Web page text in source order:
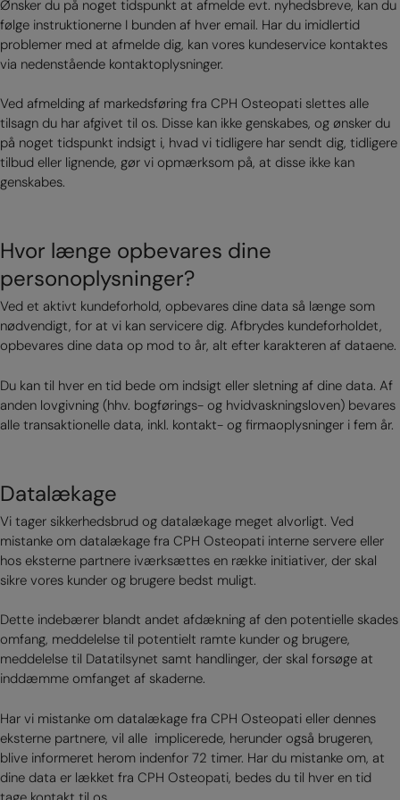
Ønsker du på noget tidspunkt at afmelde evt. nyhedsbreve, kan du
følge instruktionerne I bunden af hver email. Har du imidlertid
problemer med at afmelde dig, kan vores kundeservice kontaktes
via nedenstående kontaktoplysninger.
Ved afmelding af markedsføring fra CPH Osteopati slettes alle
tilsagn du har afgivet til os. Disse kan ikke genskabes, og ønsker du
på noget tidspunkt indsigt i, hvad vi tidligere har sendt dig, tidligere
tilbud eller lignende, gør vi opmærksom på, at disse ikke kan
genskabes.
Hvor længe opbevares dine
personoplysninger?
Ved et aktivt kundeforhold, opbevares dine data så længe som
nødvendigt, for at vi kan servicere dig. Afbrydes kundeforholdet,
opbevares dine data op mod to år, alt efter karakteren af dataene.
Du kan til hver en tid bede om indsigt eller sletning af dine data. Af
anden lovgivning (hhv. bogførings- og hvidvaskningsloven) bevares
alle transaktionelle data, inkl. kontakt- og firmaoplysninger i fem år.
Datalækage
Vi tager sikkerhedsbrud og datalækage meget alvorligt. Ved
mistanke om datalækage fra CPH Osteopati interne servere eller
hos eksterne partnere iværksættes en række initiativer, der skal
sikre vores kunder og brugere bedst muligt.
Dette indebærer blandt andet afdækning af den potentielle skades
omfang, meddelelse til potentielt ramte kunder og brugere,
meddelelse til Datatilsynet samt handlinger, der skal forsøge at
inddæmme omfanget af skaderne.
Har vi mistanke om datalækage fra CPH Osteopati eller dennes
eksterne partnere, vil alle implicerede, herunder også brugeren,
blive informeret herom indenfor 72 timer. Har du mistanke om, at
dine data er lækket fra CPH Osteopati, bedes du til hver en tid